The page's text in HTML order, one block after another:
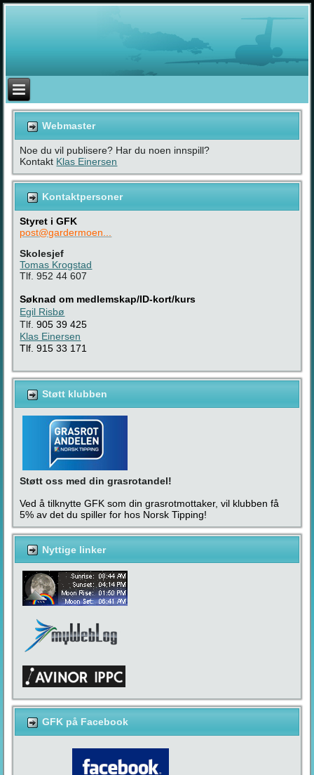
Webmaster
Noe du vil publisere? Har du noen innspill?
Kontakt Klas Einersen
Kontaktpersoner
Styret i GFK
post@gardermoen...
Skolesjef
Tomas Krogstad
Tlf. 952 44 607
Søknad om medlemskap/ID-kort/kurs
Egil Risbø
Tlf.905 39 425
Klas Einersen
Tlf. 915 33 171
Støtt klubben
Støtt oss med din grasrotandel!
Ved å tilknytte GFK som din grasrotmottaker, vil klubben få
5% av det du spiller for hos Norsk Tipping!
Nyttige linker
GFK på Facebook